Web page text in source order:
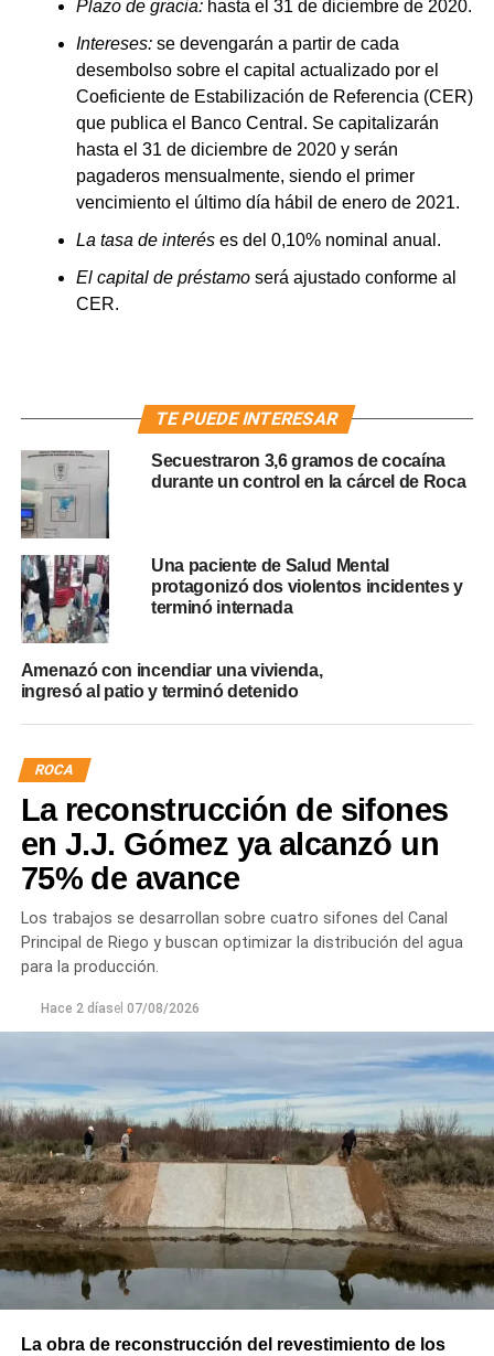
Plazo de gracia:hasta el 31 de diciembre de 2020.
Intereses:se devengarán a partir de cada
desembolso sobre el capital actualizado por el
Coeficiente de Estabilización de Referencia (CER)
que publica el Banco Central. Se capitalizarán
hasta el 31 de diciembre de 2020 y serán
pagaderos mensualmente, siendo el primer
vencimiento el último día hábil de enero de 2021.
La tasa de interéses del 0,10% nominal anual.
El capital de préstamoserá ajustado conforme al
CER.
TE PUEDE INTERESAR
Secuestraron 3,6 gramos de cocaína
durante un control en la cárcel de Roca
Una paciente de Salud Mental
protagonizó dos violentos incidentes y
terminó internada
Amenazó con incendiar una vivienda,
ingresó al patio y terminó detenido
ROCA
La reconstrucción de sifones
en J.J. Gómez ya alcanzó un
75% de avance
Los trabajos se desarrollan sobre cuatro sifones del Canal
Principal de Riego y buscan optimizar la distribución del agua
para la producción.
Hace 2 díasel 07/08/2026
La obra de reconstrucción del revestimiento de los